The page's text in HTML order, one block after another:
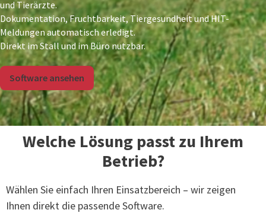
und Tierärzte.
Dokumentation, Fruchtbarkeit, Tiergesundheit und HIT-
Meldungen automatisch erledigt.
Direkt im Stall und im Büro nutzbar.
Software ansehen
Welche Lösung passt zu Ihrem
Betrieb?
Wählen Sie einfach Ihren Einsatzbereich – wir zeigen
Ihnen direkt die passende Software.